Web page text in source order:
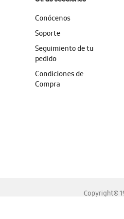
Conócenos
Soporte
Seguimiento de tu
pedido
Condiciones de
Compra
Copyright©